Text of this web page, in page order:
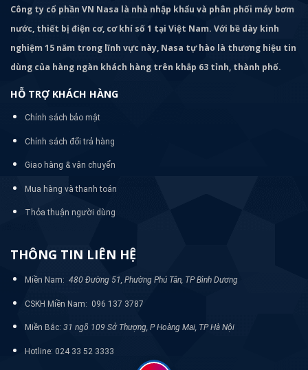
Công ty cổ phần VN Nasa là nhà nhập khẩu và phân phối máy bơm
nước, thiết bị điện cơ, cơ khí số 1 tại Việt Nam. Với bề dày kinh
nghiệm 15 năm trong lĩnh vực này, Nasa tự hào là thương hiệu tin
dùng của hàng ngàn khách hàng trên khắp 63 tỉnh, thành phố.
HỖ TRỢ KHÁCH HÀNG
Chính sách bảo mật
Chính sách đổi trả hàng
Giao hàng & vận chuyển
Mua hàng và thanh toán
Thỏa thuận người dùng
THÔNG TIN LIÊN HỆ
Miền Nam: 480 Đường 51, Phường Phú Tân, TP Bình Dương
CSKH Miền Nam: 096 137 3787
Miền Bắc: 31 ngõ 109 Sở Thượng, P Hoàng Mai, TP Hà Nội
Hotline: 024 33 52 3333